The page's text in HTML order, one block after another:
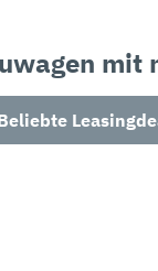
mit